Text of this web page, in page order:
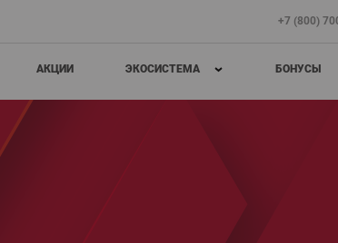
+7 (800)
АКЦИИ ЭКОСИСТЕМА БОНУСЫ